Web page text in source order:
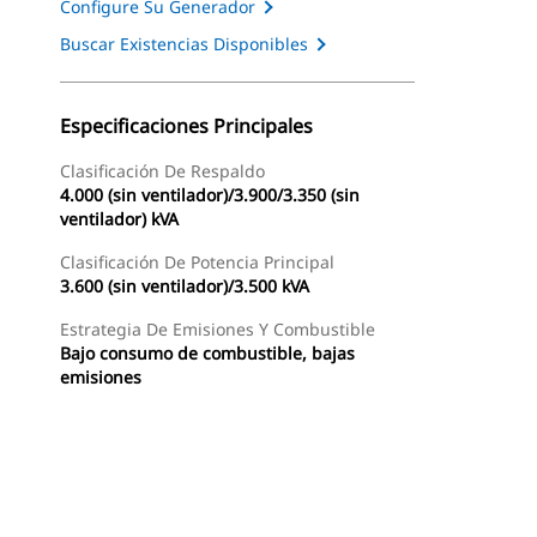
Configure Su Generador
Buscar Existencias Disponibles
Especificaciones Principales
Clasificación De Respaldo
4.000 (sin ventilador)/3.900/3.350 (sin
ventilador) kVA
Clasificación De Potencia Principal
3.600 (sin ventilador)/3.500 kVA
Estrategia De Emisiones Y Combustible
Bajo consumo de combustible, bajas
emisiones